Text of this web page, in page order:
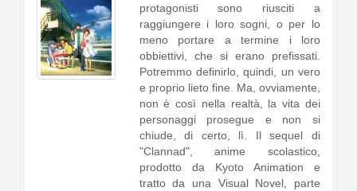
protagonisti sono riusciti a
raggiungere i loro sogni, o per lo
meno portare a termine i loro
obbiettivi, che si erano prefissati.
Potremmo definirlo, quindi, un vero
e proprio lieto fine. Ma, ovviamente,
non è così nella realtà, la vita dei
personaggi prosegue e non si
chiude, di certo, lì. Il sequel di
"Clannad", anime scolastico,
prodotto da Kyoto Animation e
tratto da una Visual Novel, parte